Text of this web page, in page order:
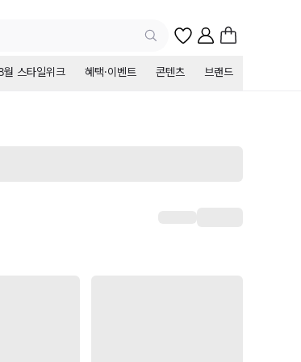
월 스타일위크 혜택·이벤트 콘텐츠 브랜드